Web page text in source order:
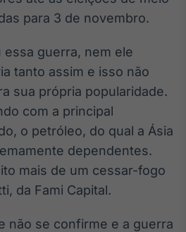
para 3 de novembro.
essa guerra, nem ele
tanto assim e isso não
sua própria popularidade.
com a principal
o petróleo, do qual a Ásia
dependentes.
mais de um cessar-fogo
da Fami Capital.
não se confirme e a guerra